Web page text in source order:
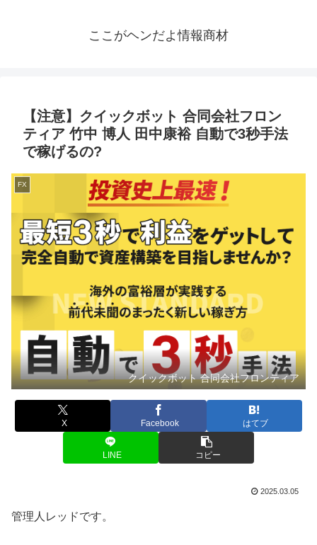
ここがヘンだよ情報商材
【注意】クイックボット 合同会社フロン
ティア 竹中 博人 田中康裕 自動で3秒手法
で稼げるの?
FX
クイックボット 合同会社フロンティア
X Facebook はてブ
LINE コピー
2025.03.05
管理人レッドです。